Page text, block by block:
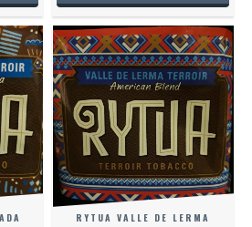
RYTUA VALLE DE LERMA